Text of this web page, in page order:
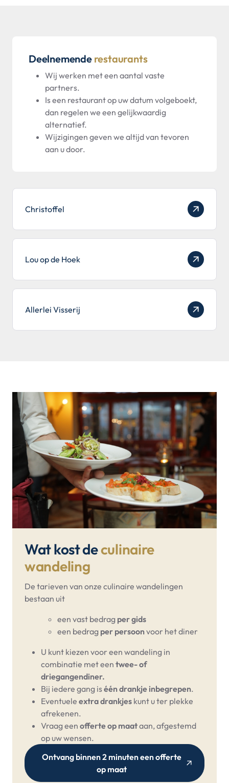
Deelnemende restaurants
Wij werken met een aantal vaste
partners.
Is een restaurant op uw datum volgeboekt,
dan regelen we een gelijkwaardig
alternatief.
Wijzigingen geven we altijd van tevoren
aan u door.
Christoffel
Lou op de Hoek
Allerlei Visserij
Wat kost deculinaire
wandeling
De tarieven van onze culinaire wandelingen
bestaan uit
een vast bedrag per gids
een bedrag per persoonvoor het diner
U kunt kiezen voor een wandeling in
combinatie met een twee- of
driegangendiner.
Bij iedere gang iséén drankje inbegrepen.
Eventuele extra drankjes kunt u ter plekke
afrekenen.
Vraag een offerte op maataan, afgestemd
op uw wensen.
Ontvang binnen 2 minuten een offerte
op maat